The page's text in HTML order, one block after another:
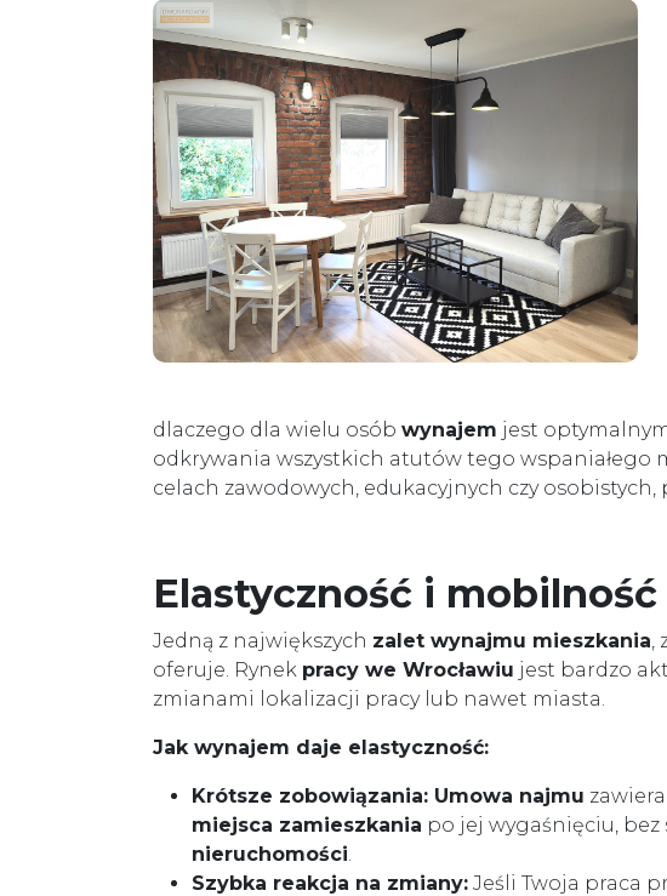
dlaczego dla wielu osób wynajem jest
odkrywania wszystkich atutów tego wspaniałego
celach zawodowych, edukacyjnych czy
Elastyczność i
Jedną z największych zalet wynajmu mieszkania,
oferuje. Rynek pracy we Wrocławiu jest bardzo
zmianami lokalizacji pracy lub nawet miasta.
Jak wynajem daje elastyczność:
Krótsze zobowiązania: Umowa najmu
miejsca zamieszkania po jej wygaśnięciu,
nieruchomości.
Szybka reakcja na zmiany: Jeśli Twoja praca